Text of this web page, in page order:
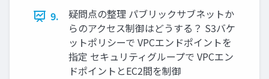
9.
疑問点の整理 パブリックサブネットか
らのアクセス制御はどうする？ S3バケ
ットポリシーで VPCエンドポイントを
指定 セキュリティグループで VPCエン
ドポイントとEC2間を制御